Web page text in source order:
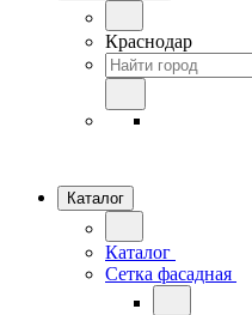
Краснодар
Каталог
Каталог
Сетка фасадная